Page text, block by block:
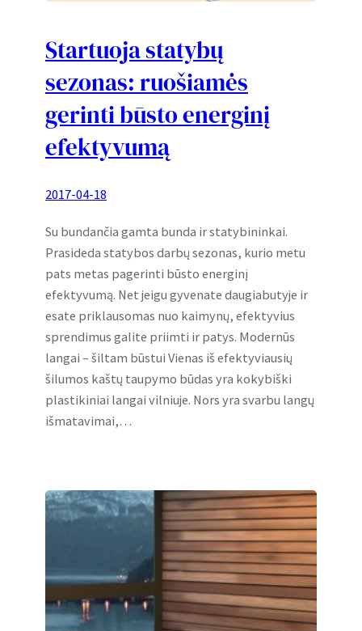
Startuoja statybų
sezonas: ruošiamės
gerinti būsto energinį
efektyvumą
2017-04-18
Su bundančia gamta bunda ir statybininkai.
Prasideda statybos darbų sezonas, kurio metu
pats metas pagerinti būsto energinį
efektyvumą. Net jeigu gyvenate daugiabutyje ir
esate priklausomas nuo kaimynų, efektyvius
sprendimus galite priimti ir patys. Modernūs
langai – šiltam būstui Vienas iš efektyviausių
šilumos kaštų taupymo būdas yra kokybiški
plastikiniai langai vilniuje. Nors yra svarbu langų
išmatavimai,…